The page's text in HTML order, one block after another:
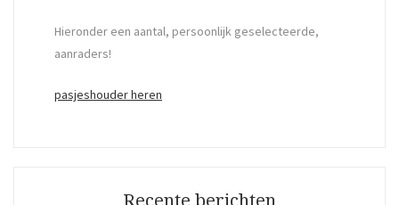
Hieronder een aantal, persoonlijk geselecteerde,
aanraders!
pasjeshouder heren